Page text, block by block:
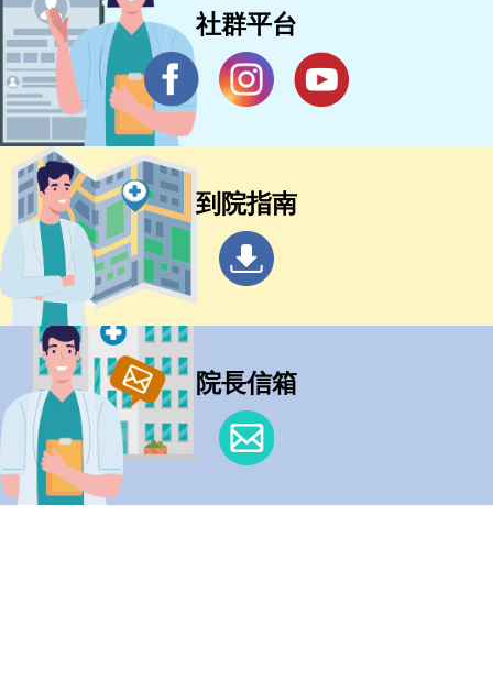
社群平台
到院指南
院長信箱